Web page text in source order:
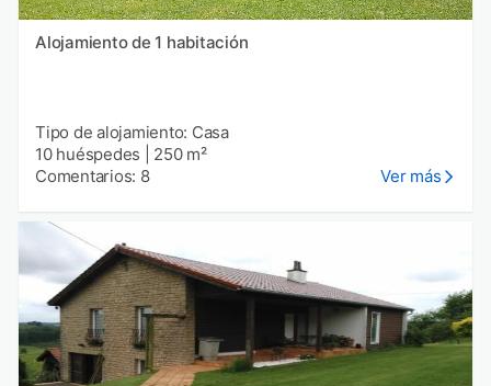
Alojamiento de 1 habitación
Tipo de alojamiento: Casa
10 huéspedes
250 m²
Comentarios: 8
Ver más